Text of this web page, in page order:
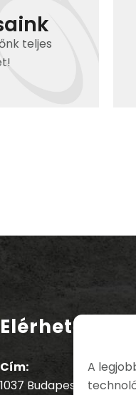
A
teljes
Cím:
1037 Budapest, Bécsi út